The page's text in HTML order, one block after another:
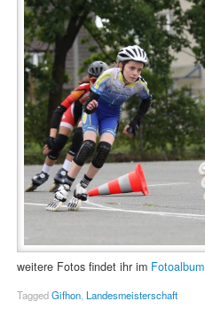
weitere Fotos findet ihr im Fotoalbum
TaggedGifhon, Landesmeisterschaft